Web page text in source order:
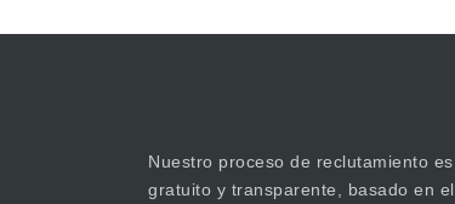
Nuestro proceso de reclutamiento es
gratuito y transparente, basado en el